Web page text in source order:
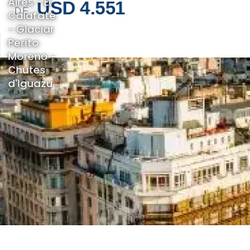
DE USD 4.551
Calafate
- Glaciar
Perito
Moreno -
Chutes
d'Iguazu